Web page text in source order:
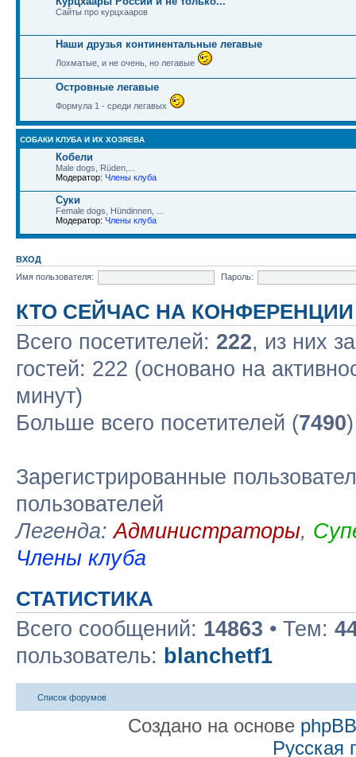
Сайты про курцхааров
Наши друзья континентальные легавые
Лохматые, и не очень, но легавые
Островные легавые
Формула 1 - среди легавых
СОБАКИ КЛУБА И ИХ ХОЗЯЕВА
Кобели
Male dogs, Rüden,...
Модератор: Члены клуба
Суки
Female dogs, Hündinnen, ...
Модератор: Члены клуба
ВХОД
Имя пользователя:
Пароль:
КТО СЕЙЧАС НА КОНФЕРЕНЦИИ
Всего посетителей: 222, из них
гостей: 222 (основано на
минут)
Больше всего посетителей (7490
Зарегистрированные
пользователей
Легенда:Администраторы,
Члены клуба
СТАТИСТИКА
Всего сообщений: 14863 • Тем:
пользователь: blanchetf1
Список форумов
Создано на основе phpBB
Русская